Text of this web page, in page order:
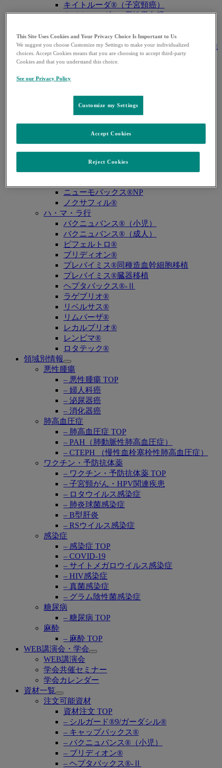
キイトルーダ®（子宮頸癌）
キイトルーダ®（悪性黒色腫）
腫）
キイトルーダ®（原発性縦隔大細胞型B細胞
リンパ腫（PMBCL））
キイトルーダ®（MSI-High結腸・直腸癌）
キャップバックス®
キュビシン®
ザバクサ®
ジャヌビア®
シルガード®9
スージャヌ®
ニューモバックス®NP
ノクサフィル®
ハ・マ・ラ行
バクニュバンス®（小児）
バクニュバンス®（成人）
ピフェルトロ®
ブリディオン®
プレバイミス®同種造血幹細胞移植
プレバイミス®臓器移植
ヘプタバックス®-Ⅱ
ラゲブリオ®
リベルサス®
リムパーザ®
レカルブリオ®
レンビマ®
ロタテック®
領域別情報
Open
submenu
悪性腫瘍
– 悪性腫瘍 TOP
– 婦人科癌
– 泌尿器癌
– 消化器癌
肺高血圧症
– 肺高血圧症 TOP
– PAH（肺動脈性肺高血圧症）
– CTEPH （慢性血栓塞栓性肺高血圧症）
ワクチン・予防抗体薬
– ワクチン・予防抗体薬 TOP
– 子宮頸がん・HPV関連疾患
– ロタウイルス感染症
– 肺炎球菌感染症
– B型肝炎
– RSウイルス感染症
感染症
– 感染症 TOP
– COVID-19
– サイトメガロウイルス感染症
– HIV感染症
– 真菌感染症
– グラム陰性菌感染症
糖尿病
– 糖尿病 TOP
麻酔
– 麻酔 TOP
WEB講演会・学会
Open
WEB講演会
学会共催セミナー
学会カレンダー
資材一覧
Open
submenu
注文可能資材
資材注文 TOP
– シルガード®9/ガーダシル®
– キャップバックス®
– バクニュバンス®（小児）
– ブリディオン®
– ヘプタバックス®-Ⅱ
This Site Uses Cookies and Your Privacy Choice Is Important to Us
We suggest you choose Customize my Settings to make your individualized
choices. Accept Cookies means that you are choosing to accept third-party
Cookies and that you understand this choice.
See our Privacy Policy
Customize my Settings
Reject Cookies
Accept Cookies